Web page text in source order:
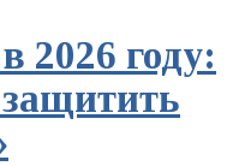
2026 году: